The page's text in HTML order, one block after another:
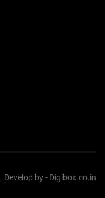
Develop by - Digibox.co.in